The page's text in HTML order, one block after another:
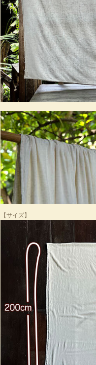
【サイズ】